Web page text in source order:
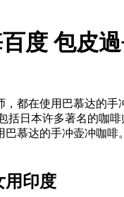
度 包皮
都在使用巴慕达的手
日本许多著名的咖
慕达的手冲壶冲咖啡
用印度